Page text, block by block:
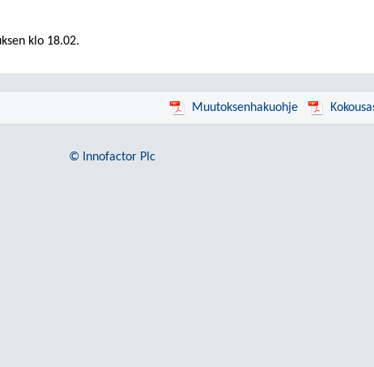
klo 18.02.
Muutoksenhakuohje
© Innofactor Plc